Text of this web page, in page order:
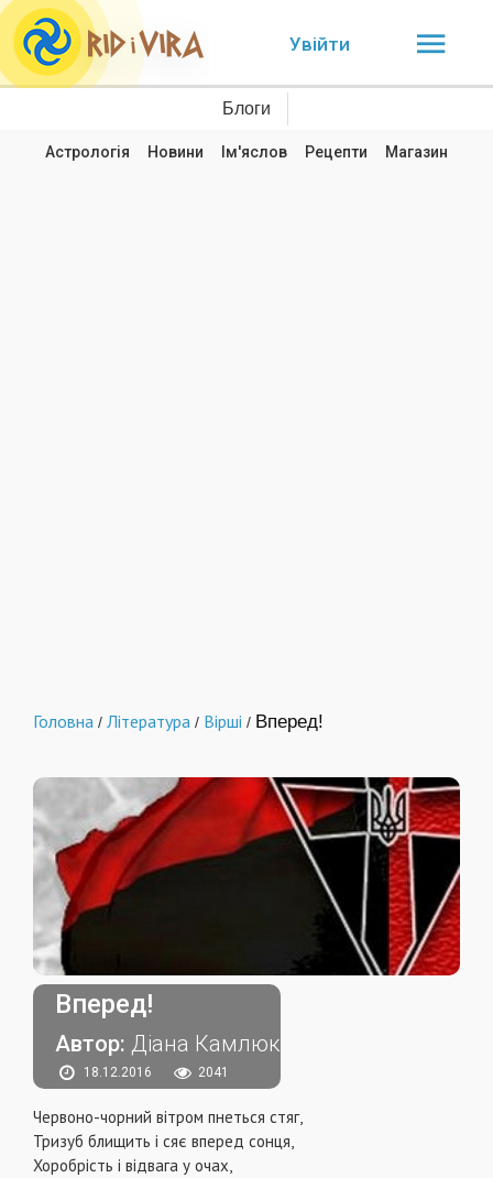
Увійти
Блоги
Астрологія Новини Ім'яслов Рецепти Магазин
Головна / Література / Вірші / Вперед!
Вперед!
Автор: Діана Камлюк
18.12.2016 2041
Червоно-чорний вітром пнеться стяг,
Тризуб блищить і сяє вперед сонця,
Хоробрість і відвага у очах,